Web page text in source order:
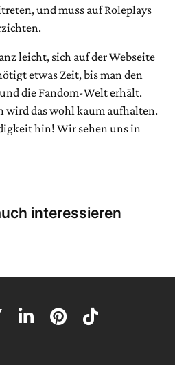
und muss auf Roleplays
leicht, sich auf der Webseite
etwas Zeit, bis man den
die Fandom-Welt erhält.
das wohl kaum aufhalten.
hin! Wir sehen uns in
interessieren